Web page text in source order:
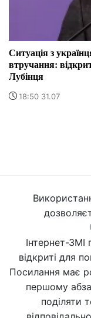
Ситуація з
втручання:
Лубінця
18:50 31.07
Інтернет-ЗМІ
відкриті для
Посилання має
першому
поділяти